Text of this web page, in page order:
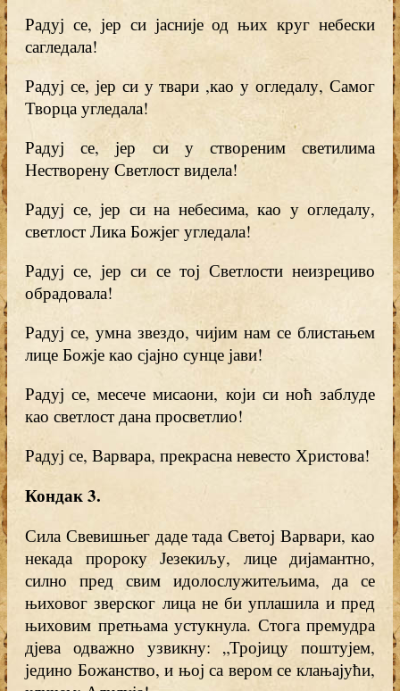
Радуј се, јер си јасније од њих круг небески
сагледала!
Радуј се, јер си у твари ,као у огледалу, Самог
Творца угледала!
Радуј се, јер си у створеним светилима
Нестворену Светлост видела!
Радуј се, јер си на небесима, као у огледалу,
светлост Лика Божјег угледала!
Радуј се, јер си се тој Светлости неизрециво
обрадовала!
Радуј се, умна звездо, чијим нам се блистањем
лице Божје као сјајно сунце јави!
Радуј се, месече мисаони, који си ноћ заблуде
као светлост дана просветлио!
Радуј се, Варвара, прекрасна невесто Христова!
Кондак 3.
Сила Свевишњег даде тада Светој Варвари, као
некада пророку Језекиљу, лице дијамантно,
силно пред свим идолослужитељима, да се
њиховог зверског лица не би уплашила и пред
њиховим претњама устукнула. Стога премудра
дјева одважно узвикну: „Тројицу поштујем,
једино Божанство, и њој са вером се клањајући,